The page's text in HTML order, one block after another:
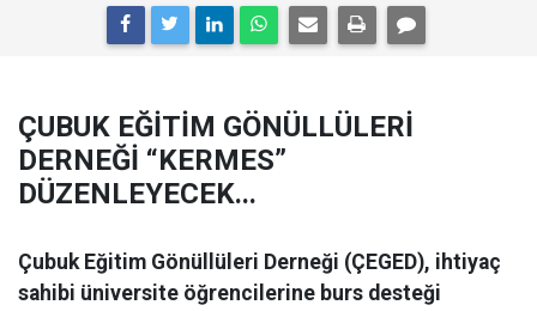
ÇUBUK EĞİTİM GÖNÜLLÜLERİ
DERNEĞİ “KERMES”
DÜZENLEYECEK...
Çubuk Eğitim Gönüllüleri Derneği (ÇEGED), ihtiyaç
sahibi üniversite öğrencilerine burs desteği